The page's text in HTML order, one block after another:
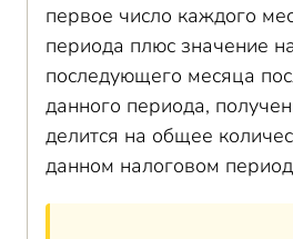
первое число каждого
периода плюс значение
последующего месяца
данного периода,
делится на общее
данном налоговом